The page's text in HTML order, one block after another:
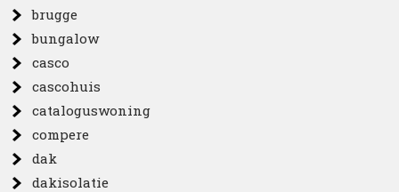
brugge
bungalow
casco
cascohuis
cataloguswoning
compere
dak
dakisolatie